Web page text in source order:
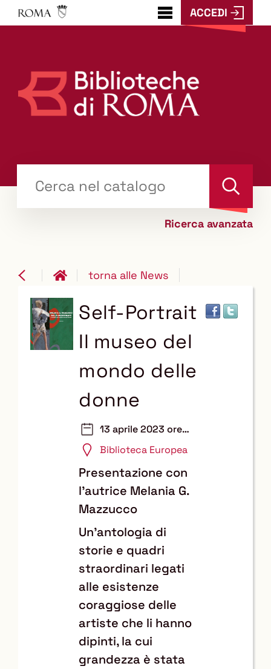
???
menu.button???
ACCEDI
il tuo libro "Catalogo"
Cerca
Ricerca avanzata
torna alle News
Self-Portrait
Il museo del
mondo delle
donne
13 aprile 2023 ore
17:30
Biblioteca Europea
Presentazione con
l'autrice Melania G.
Mazzucco
Un'antologia di
storie e quadri
straordinari legati
alle esistenze
coraggiose delle
artiste che li hanno
dipinti, la cui
grandezza è stata